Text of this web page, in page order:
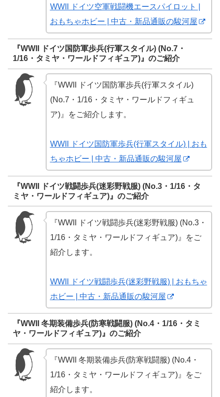
WWII ドイツ空軍戦闘機エースパイロット |
おもちゃホビー | 中古・新品通販の駿河屋
『WWII ドイツ国防軍歩兵(行軍スタイル) (No.7・
1/16・タミヤ・ワールドフィギュア)』のご紹介
『WWII ドイツ国防軍歩兵(行軍スタイル)
(No.7・1/16・タミヤ・ワールドフィギュ
ア)』をご紹介します。
WWII ドイツ国防軍歩兵(行軍スタイル) | おも
ちゃホビー | 中古・新品通販の駿河屋
『WWII ドイツ戦闘歩兵(迷彩野戦服) (No.3・1/16・タ
ミヤ・ワールドフィギュア)』のご紹介
『WWII ドイツ戦闘歩兵(迷彩野戦服) (No.3・
1/16・タミヤ・ワールドフィギュア)』をご
紹介します。
WWII ドイツ戦闘歩兵(迷彩野戦服) | おもちゃ
ホビー | 中古・新品通販の駿河屋
『WWII 冬期装備歩兵(防寒戦闘服) (No.4・1/16・タミ
ヤ・ワールドフィギュア)』のご紹介
『WWII 冬期装備歩兵(防寒戦闘服) (No.4・
1/16・タミヤ・ワールドフィギュア)』をご
紹介します。